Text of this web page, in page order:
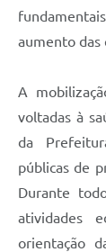
aumento das
A
voltadas à
da
públicas de
Durante
atividades
orientação